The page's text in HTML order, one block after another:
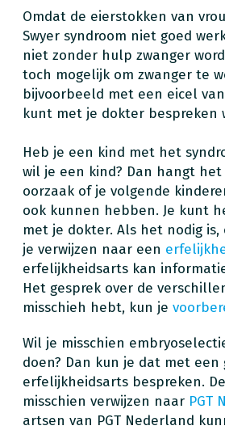
Omdat de eierstokken van
Swyer syndroom niet goed
niet zonder hulp zwanger
toch mogelijk om zwanger te
bijvoorbeeld met een eicel
kunt met je dokter bespreken
Heb je een kind met het
wil je een kind? Dan hangt het
oorzaak of je volgende
ook kunnen hebben. Je kunt
met je dokter. Als het nodig
je verwijzen naar een
erfelijkheidsarts kan
Het gesprek over de
misschieh hebt, kun je
Wil je misschien
doen? Dan kun je dat met een
erfelijkheidsarts bespreken.
misschien verwijzen naar PGT
artsen van PGT Nederland